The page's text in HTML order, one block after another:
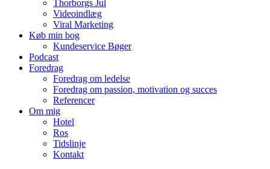
Thorborgs Jul
Videoindlæg
Viral Marketing
Køb min bog
Kundeservice Bøger
Podcast
Foredrag
Foredrag om ledelse
Foredrag om passion, motivation og succes
Referencer
Om mig
Hotel
Ros
Tidslinje
Kontakt